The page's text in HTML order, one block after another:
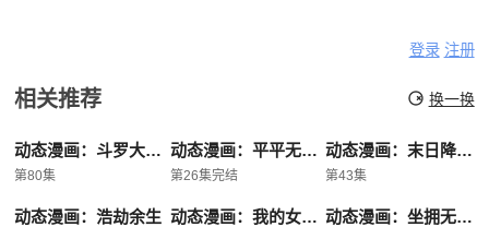
登录 注册
相关推荐 换一换
动态漫画：斗罗大陆5重生唐三
第80集
动态漫画：平平无奇大师兄
第26集完结
动态漫画：末日降临我靠游戏拯救世界
第43集
动态漫画：浩劫余生 动态漫画：我的女帝徒弟要黑化 动态漫画：坐拥无限物资我选择黑化